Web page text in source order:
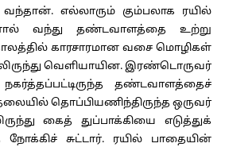
எல்லாரும் கும்பலாக ரயில்
வந்து தண்டவாளத்தை உற்று
காரசாரமான வசை மொழிகள்
வெளியாயின. இரண்டொருவர்
நகர்த்தப்பட்டிருந்த தண்டவாளத்தைச்
தலையில் தொப்பியணிந்திருந்த ஒருவர்
கைத் துப்பாக்கியை எடுத்துக்
நோக்கிச் சுட்டார். ரயில் பாதையின்